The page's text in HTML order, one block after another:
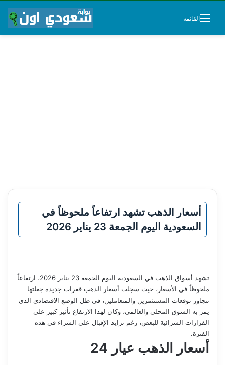
القائمة
أسعار الذهب تشهد ارتفاعاً ملحوظاً في
السعودية اليوم الجمعة 23 يناير 2026
تشهد أسواق الذهب في السعودية اليوم الجمعة 23 يناير 2026، ارتفاعاً
ملحوظاً في الأسعار، حيث سجلت أسعار الذهب قفزات جديدة جعلتها
تتجاوز توقعات المستثمرين والمتعاملين، في ظل الوضع الاقتصادي الذي
يمر به السوق المحلي والعالمي، وكان لهذا الارتفاع تأثير كبير على
القرارات الشرائية للبعض، رغم تزايد الإقبال على الشراء في هذه
الفترة.
أسعار الذهب عيار 24